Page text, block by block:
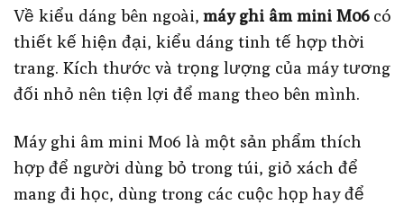
Về kiểu dáng bên ngoài, máy ghi âm mini M06 có
thiết kế hiện đại, kiểu dáng tinh tế hợp thời
trang. Kích thước và trọng lượng của máy tương
đối nhỏ nên tiện lợi để mang theo bên mình.
Máy ghi âm mini M06 là một sản phẩm thích
hợp để người dùng bỏ trong túi, giỏ xách để
mang đi học, dùng trong các cuộc họp hay để